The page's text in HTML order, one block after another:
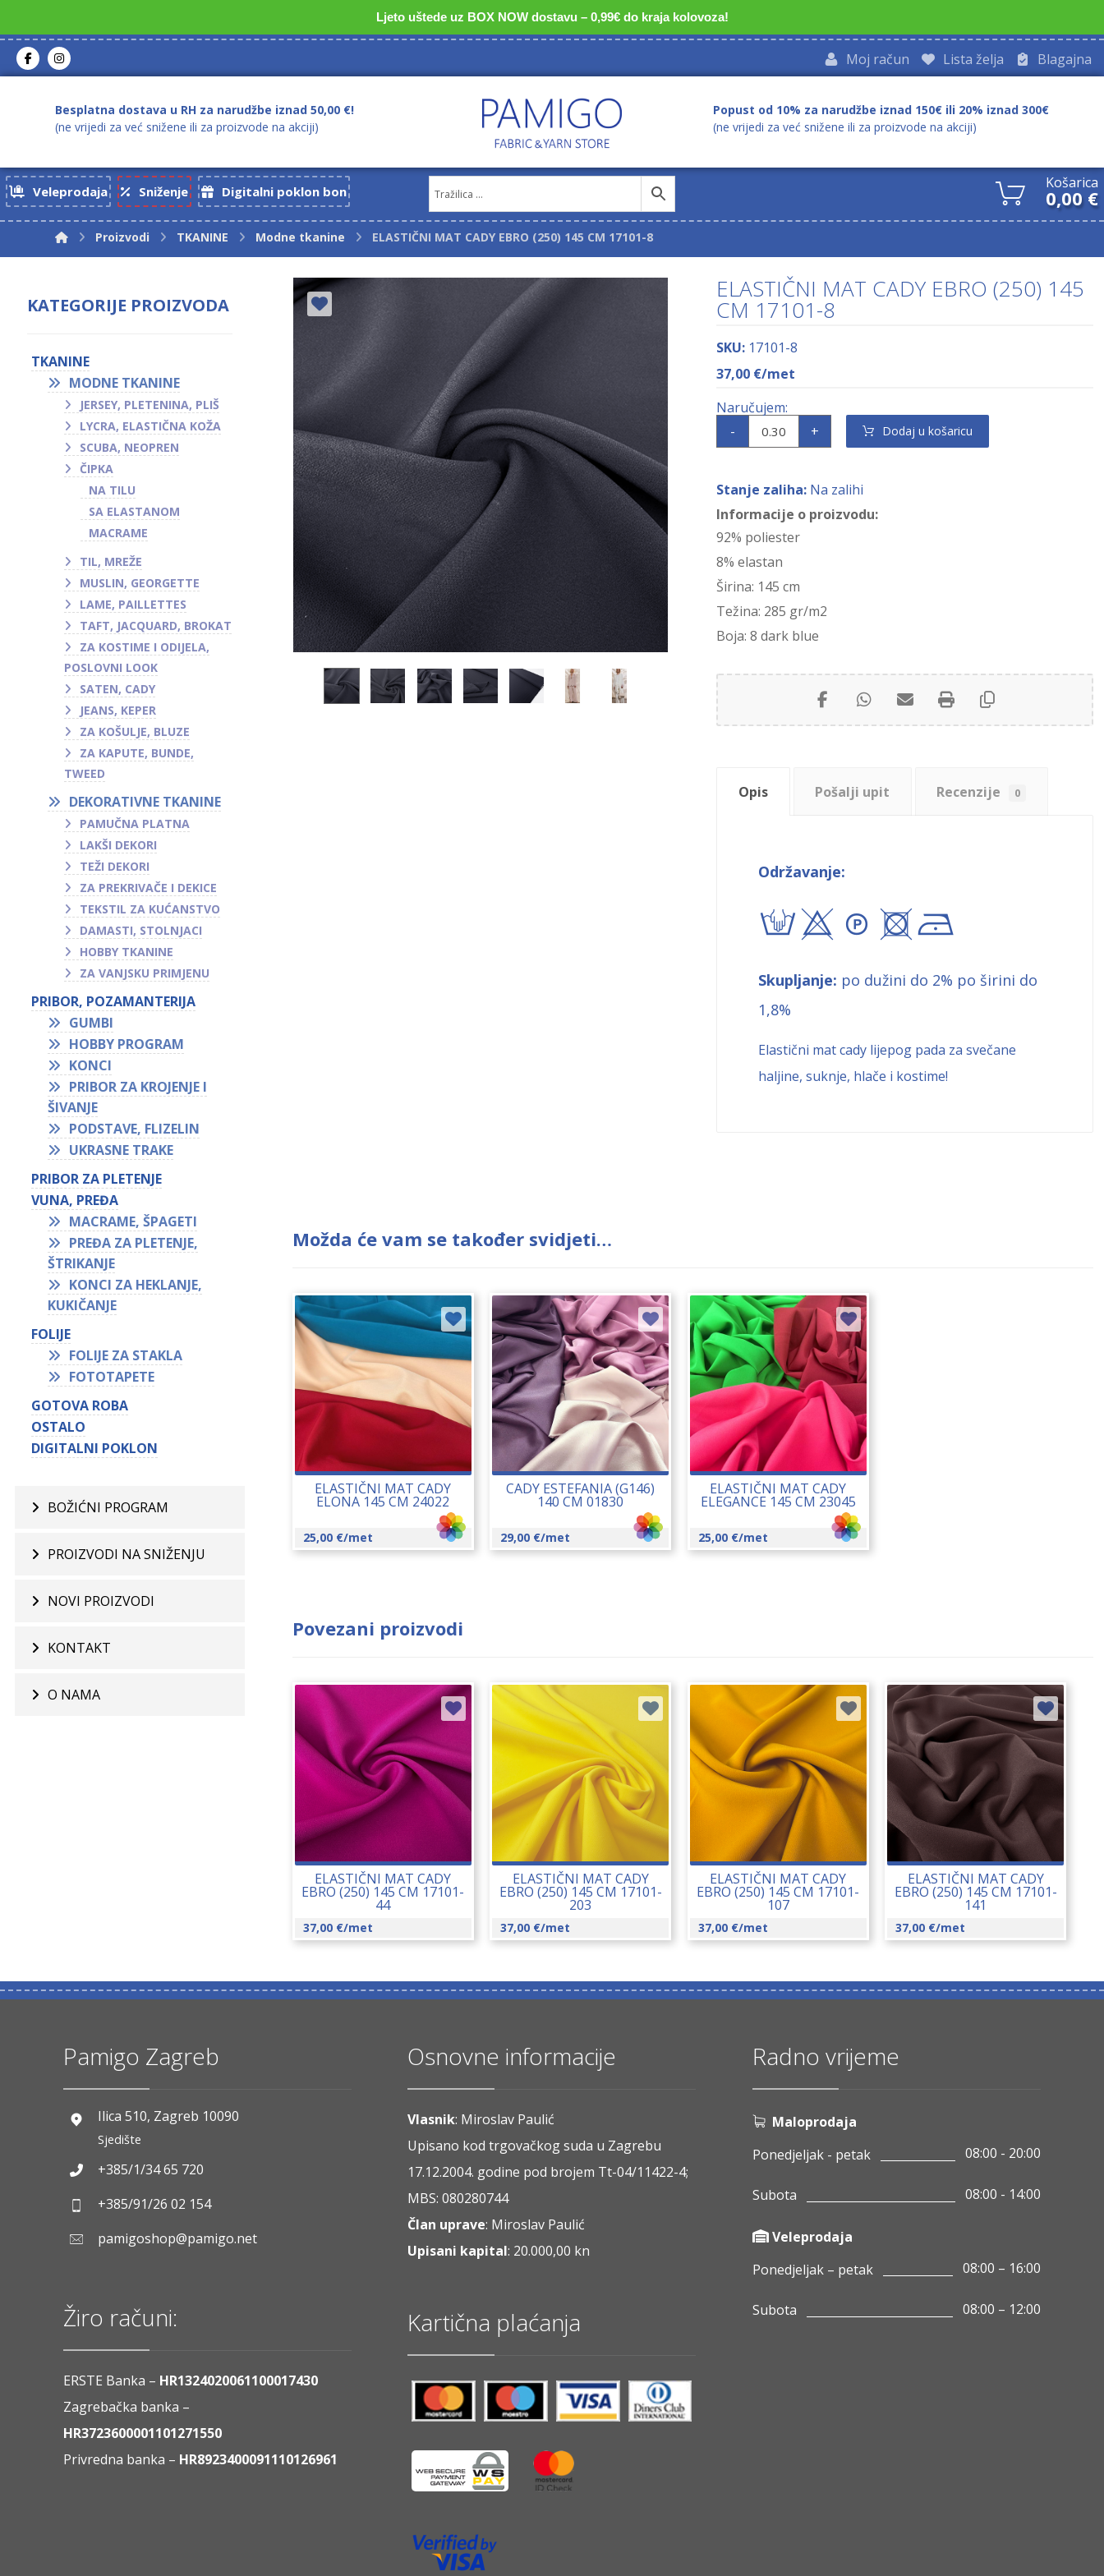
Ljeto uštede uz BOX NOW dostavu – 0,99€ do kraja kolovoza!
Blagajna
Lista želja
Moj račun
Besplatna dostava u RH za narudžbe iznad 50,00 €!
(ne vrijedi za već snižene ili za proizvode na akciji)
Popust od 10% za narudžbe iznad 150€ ili 20% iznad 300€
(ne vrijedi za već snižene ili za proizvode na akciji)
Veleprodaja Sniženje Digitalni poklon bon Košarica
0,00 €
Proizvodi TKANINE Modne tkanine ELASTIČNI MAT CADY EBRO (250) 145 CM 17101-8
ELASTIČNI MAT CADY EBRO (250) 145
CM 17101-8
SKU: 17101-8
37,00 €/met
- + Dodaj u košaricu
Stanje zaliha: Na zalihi
Informacije o proizvodu:
92% poliester
8% elastan
Širina: 145 cm
Težina: 285 gr/m2
Boja: 8 dark blue
Opis Pošalji upit Recenzije 0
Održavanje:
txA+!
Skupljanje: po dužini do 2% po širini do
1,8%
Elastični mat cady lijepog pada za svečane
haljine, suknje, hlače i kostime!
Možda će vam se također svidjeti…
ELASTIČNI MAT CADY
ELONA 145 CM 24022
25,00 €/met
CADY ESTEFANIA (G146)
140 CM 01830
29,00 €/met
ELASTIČNI MAT CADY
ELEGANCE 145 CM 23045
25,00 €/met
Povezani proizvodi
ELASTIČNI MAT CADY
EBRO (250) 145 CM 17101-
44
37,00 €/met
ELASTIČNI MAT CADY
EBRO (250) 145 CM 17101-
203
37,00 €/met
ELASTIČNI MAT CADY
EBRO (250) 145 CM 17101-
107
37,00 €/met
ELASTIČNI MAT CADY
EBRO (250) 145 CM 17101-
141
37,00 €/met
KATEGORIJE PROIZVODA
TKANINE
MODNE TKANINE
JERSEY, PLETENINA, PLIŠ
LYCRA, ELASTIČNA KOŽA
SCUBA, NEOPREN
ČIPKA
NA TILU
SA ELASTANOM
MACRAME
TIL, MREŽE
MUSLIN, GEORGETTE
LAME, PAILLETTES
TAFT, JACQUARD, BROKAT
ZA KOSTIME I ODIJELA,
POSLOVNI LOOK
SATEN, CADY
JEANS, KEPER
ZA KOŠULJE, BLUZE
ZA KAPUTE, BUNDE,
TWEED
DEKORATIVNE TKANINE
PAMUČNA PLATNA
LAKŠI DEKORI
TEŽI DEKORI
ZA PREKRIVAČE I DEKICE
TEKSTIL ZA KUĆANSTVO
DAMASTI, STOLNJACI
HOBBY TKANINE
ZA VANJSKU PRIMJENU
PRIBOR, POZAMANTERIJA
GUMBI
HOBBY PROGRAM
KONCI
PRIBOR ZA KROJENJE I
ŠIVANJE
PODSTAVE, FLIZELIN
UKRASNE TRAKE
PRIBOR ZA PLETENJE
VUNA, PREĐA
MACRAME, ŠPAGETI
PREĐA ZA PLETENJE,
ŠTRIKANJE
KONCI ZA HEKLANJE,
KUKIČANJE
FOLIJE
FOLIJE ZA STAKLA
FOTOTAPETE
GOTOVA ROBA
OSTALO
DIGITALNI POKLON
BOŽIĆNI PROGRAM
PROIZVODI NA SNIŽENJU
NOVI PROIZVODI
KONTAKT
O NAMA
Pamigo Zagreb
Ilica 510, Zagreb 10090
Sjedište
+385/1/34 65 720
+385/91/26 02 154
pamigoshop@pamigo.net
Žiro računi:
ERSTE Banka – HR1324020061100017430
Zagrebačka banka –
HR3723600001101271550
Privredna banka – HR8923400091110126961
Osnovne informacije
Vlasnik: Miroslav Paulić
Upisano kod trgovačkog suda u Zagrebu
17.12.2004. godine pod brojem Tt-04/11422-4;
MBS: 080280744
Član uprave: Miroslav Paulić
Upisani kapital: 20.000,00 kn
Kartična plaćanja
Radno vrijeme
Maloprodaja
Ponedjeljak - petak
08:00 - 20:00
Subota 08:00 - 14:00
Veleprodaja
Ponedjeljak – petak
08:00 – 16:00
Subota 08:00 – 12:00